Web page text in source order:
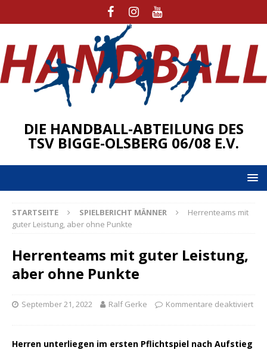
DIE HANDBALL-ABTEILUNG DES
TSV BIGGE-OLSBERG 06/08 E.V.
STARTSEITE SPIELBERICHT MÄNNER
Herrenteams mit
guter Leistung, aber ohne Punkte
Herrenteams mit guter Leistung,
aber ohne Punkte
September 21, 2022 Ralf Gerke Kommentare deaktiviert
Herren unterliegen im ersten Pflichtspiel nach Aufstieg